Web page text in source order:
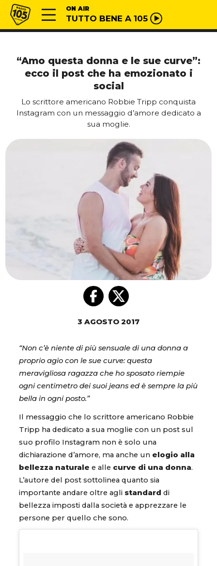
Vai al contenuto
Radio 105 ON AIR
TUTTO BENE A 105
“Amo questa donna e le sue curve”:
ecco il post che ha emozionato i
social
Lo scrittore americano Robbie Tripp conquista
Instagram con un messaggio d’amore dedicato a
sua moglie.
3 AGOSTO 2017
“Non c’è niente di più sensuale di una donna a
proprio agio con le sue curve: questa
meravigliosa ragazza che ho sposato riempie
ogni centimetro dei suoi jeans ed è sempre la più
bella in ogni posto.”
Il messaggio che lo scrittore americano Robbie
Tripp ha dedicato a sua moglie con un post sul
suo profilo Instagram non è solo una
dichiarazione d’amore, ma anche un elogio alla
bellezza naturale e alle curve di una donna.
L’autore del post sottolinea quanto sia
importante andare oltre agli standard di
bellezza imposti dalla società e apprezzare le
persone per quello che sono.